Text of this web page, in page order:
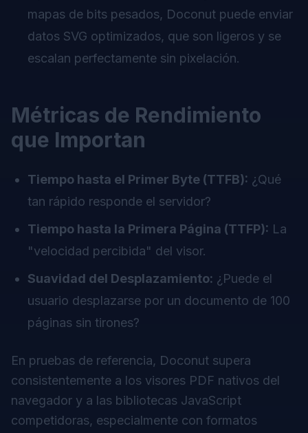
mapas de bits pesados, Doconut puede enviar
datos SVG optimizados, que son ligeros y se
escalan perfectamente sin pixelación.
Métricas de Rendimiento
que Importan
Tiempo hasta el Primer Byte (TTFB): ¿Qué
tan rápido responde el servidor?
Tiempo hasta la Primera Página (TTFP): La
"velocidad percibida" del visor.
Suavidad del Desplazamiento: ¿Puede el
usuario desplazarse por un documento de 100
páginas sin tirones?
En pruebas de referencia, Doconut supera
consistentemente a los visores PDF nativos del
navegador y a las bibliotecas JavaScript
competidoras, especialmente con formatos